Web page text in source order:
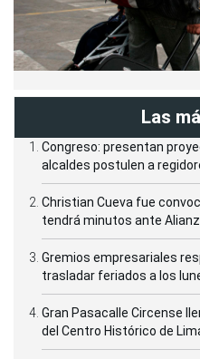
Las
Congreso: presentan
alcaldes postulen a
Christian Cueva fue
tendrá minutos ante
Gremios empresariales
trasladar feriados a los
Gran Pasacalle Circense
del Centro Histórico de